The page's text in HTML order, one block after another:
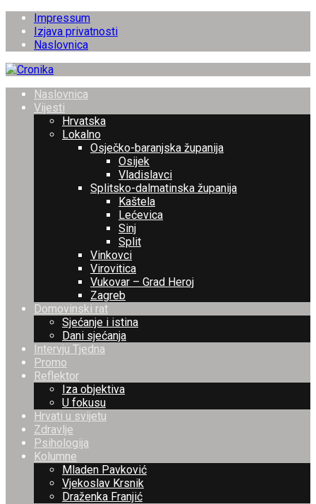
Impressum
Izjava privatnosti
Naslovnica
Naslovnica
Vijesti
Hrvatska
Lokalno
Osječko-baranjska županija
Osijek
Vladislavci
Splitsko-dalmatinska županija
Kaštela
Lećevica
Sinj
Split
Vinkovci
Virovitica
Vukovar – Grad Heroj
Zagreb
Domovinski rat
Sjećanje i istina
Dani sjećanja
Intervju Tjedna
Promo
Reflektor
Iza objektiva
U fokusu
Hrvati u svijetu
Zdravlje
Psihologija
Kolumne
Mladen Pavković
Vjekoslav Krsnik
Draženka Franjić